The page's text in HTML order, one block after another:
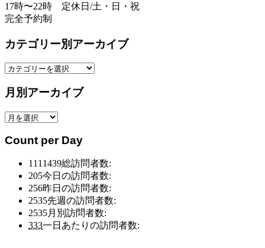
17時〜22時 定休日/土・日・祝
完全予約制
カテゴリー別アーカイブ
カ
ゴ
ー
ア
月別アーカイブ
月
ア
Count per Day
1111439総訪問者数:
205今日の訪問者数:
256昨日の訪問者数:
2535先週の訪問者数:
2535月別訪問者数:
333一日あたりの訪問者数: